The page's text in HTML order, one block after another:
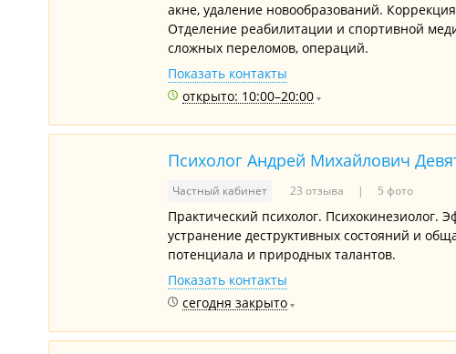
акне, удаление новообразований.
Отделение реабилитации и спортивной
сложных переломов, операций.
Показать контакты
открыто: 10:00–20:00
Психолог Андрей Михайлович
Частный кабинет 23 отзыва 5 фото
Практический психолог.
устранение деструктивных состояний и
потенциала и природных талантов.
Показать контакты
сегодня закрыто